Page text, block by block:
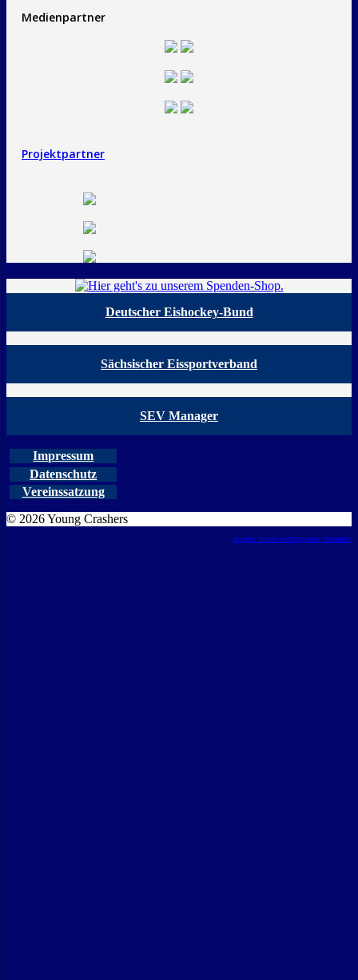
Medienpartner
Projektpartner
Deutscher Eishockey-Bund
Sächsischer Eissportverband
SEV Manager
Impressum
Datenschutz
Vereinssatzung
© 2026 Young Crashers
design: future werbeagentur chemnitz